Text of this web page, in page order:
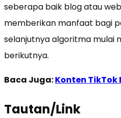
seberapa baik blog atau
memberikan manfaat bagi
selanjutnya algoritma mulai
berikutnya.
Baca Juga:Konten TikTok
Tautan/Link